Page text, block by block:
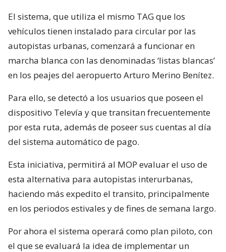
El sistema, que utiliza el mismo TAG que los
vehículos tienen instalado para circular por las
autopistas urbanas, comenzará a funcionar en
marcha blanca con las denominadas ‘listas blancas’
en los peajes del aeropuerto Arturo Merino Benítez.
Para ello, se detectó a los usuarios que poseen el
dispositivo Televía y que transitan frecuentemente
por esta ruta, además de poseer sus cuentas al día
del sistema automático de pago.
Esta iniciativa, permitirá al MOP evaluar el uso de
esta alternativa para autopistas interurbanas,
haciendo más expedito el transito, principalmente
en los periodos estivales y de fines de semana largo.
Por ahora el sistema operará como plan piloto, con
el que se evaluará la idea de implementar un